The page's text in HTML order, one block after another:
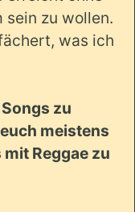
zu wollen.
was ich
zu
meistens
Reggae zu